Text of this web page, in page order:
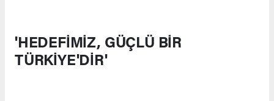
'HEDEFİMİZ, GÜÇLÜ BİR
TÜRKİYE'DİR'